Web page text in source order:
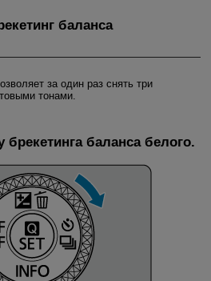
баланса
за один раз снять три
тонами.
брекетинга баланса белого.